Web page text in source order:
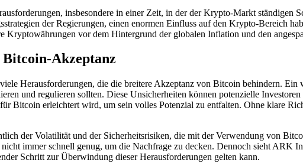
insbesondere in einer Zeit, in der der Krypto-Markt
der Regierungen, einen enormen Einfluss auf den Krypto-Bereich
vor dem Hintergrund der globalen Inflation und den
Akzeptanz
Herausforderungen, die die breitere Akzeptanz von Bitcoin behindern.
und regulieren sollten. Diese Unsicherheiten können potenzielle
Bitcoin erleichtert wird, um sein volles Potenzial zu entfalten. Ohne klare
der Volatilität und der Sicherheitsrisiken, die mit der Verwendung von
immer schnell genug, um die Nachfrage zu decken. Dennoch sieht ARK
Schritt zur Überwindung dieser Herausforderungen gelten kann.